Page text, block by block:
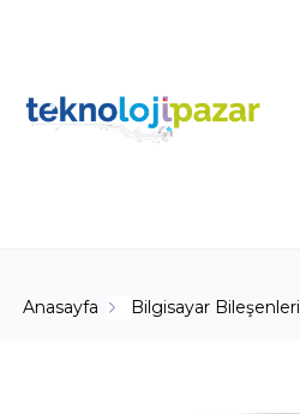
Anasayfa Bilgisayar Bileşenleri